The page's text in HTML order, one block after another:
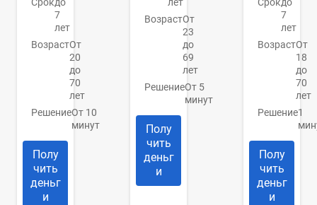
Срокдо
7
лет
ВозрастОт
20
до
70
лет
РешениеОт 10
минут
Полу
чить
деньг
и
лет
ВозрастОт
23
до
69
лет
РешениеОт 5
минут
Полу
чить
деньг
и
Срокдо
7
лет
ВозрастОт
18
до
70
лет
Решение1
Полу
чить
деньг
и